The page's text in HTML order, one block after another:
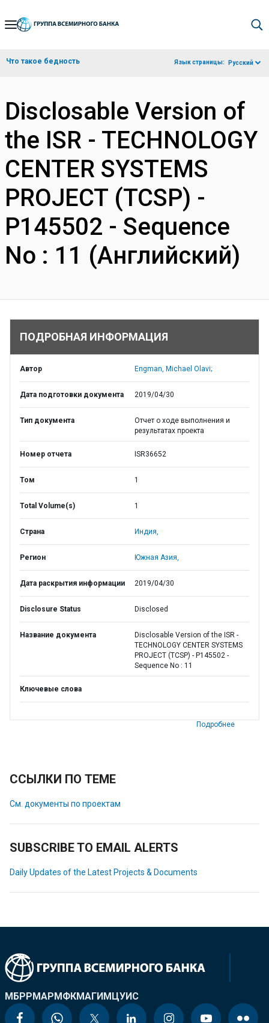
Skip
Navigation
Что такое бедность Язык страницы: Русский
Disclosable Version of
the ISR - TECHNOLOGY
CENTER SYSTEMS
PROJECT (TCSP) -
P145502 - Sequence
No : 11 (Английский)
ПОДРОБНАЯ ИНФОРМАЦИЯ
Автор Engman, Michael Olavi;
Дата подготовки документа 2019/04/30
Тип документа
Отчет о ходе выполнения и
результатах проекта
Номер отчета ISR36652
Том 1
Total Volume(s) 1
Страна Индия,
Регион Южная Азия,
Дата раскрытия информации 2019/04/30
Disclosure Status Disclosed
Название документа
Disclosable Version of the ISR -
TECHNOLOGY CENTER SYSTEMS
PROJECT (TCSP) - P145502 -
Sequence No : 11
Ключевые слова
Подробнее
ССЫЛКИ ПО ТЕМЕ
См. документы по проектам
SUBSCRIBE TO EMAIL ALERTS
Daily Updates of the Latest Projects & Documents
МБРРМАРМФКМАГИМЦУИС